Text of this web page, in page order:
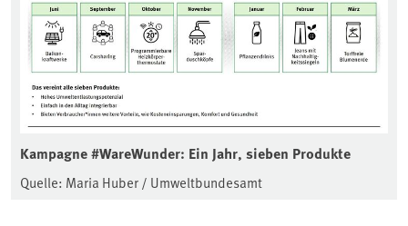
Kampagne #WareWunder: Ein Jahr, sieben Produkte
Quelle: Maria Huber / Umweltbundesamt